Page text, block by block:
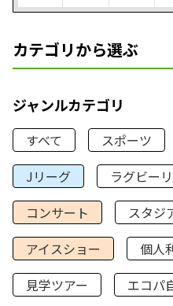
カテゴリから選ぶ
ジャンルカテゴリ
すべて スポーツ
Jリーグ
ラグビー
コンサート
スタジ
アイスショー
個人
見学ツアー
エコパ